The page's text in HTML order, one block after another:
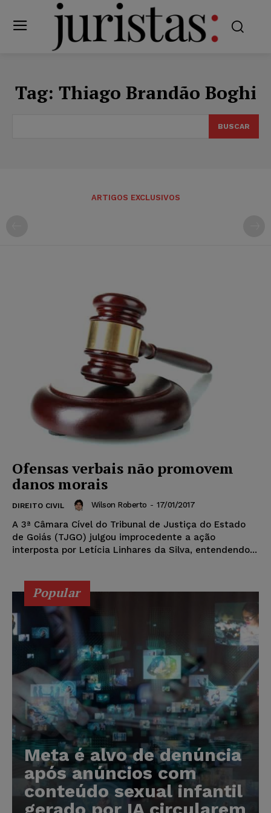
Tag: Thiago Brandão Boghi
BUSCAR
ARTIGOS EXCLUSIVOS
Ofensas verbais não promovem
danos morais
DIREITO CIVIL Wilson Roberto - 17/01/2017
A 3ª Câmara Cível do Tribunal de Justiça do Estado
de Goiás (TJGO) julgou improcedente a ação
interposta por Letícia Linhares da Silva, entendendo...
Popular
Meta é alvo de denúncia
após anúncios com
conteúdo sexual infantil